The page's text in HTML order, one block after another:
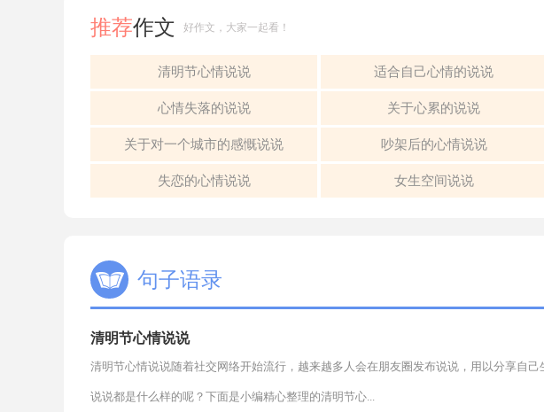
推荐作文 好作文，大家一起看！
清明节心情说说 适合自己心情的说说
心情失落的说说 关于心累的说说
关于对一个城市的感慨说说 吵架后的心情说说
失恋的心情说说 女生空间说说
句子语录
清明节心情说说
清明节心情说说随着社交网络开始流行，越来越多人会在朋友圈发布说说，用以分享自
说说都是什么样的呢？下面是小编精心整理的清明节心...